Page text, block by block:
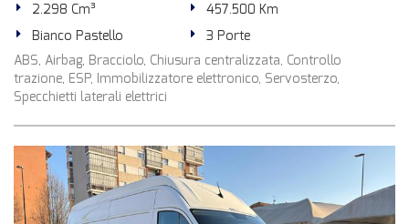
2.298 Cm³
457.500 Km
Bianco Pastello
3 Porte
ABS, Airbag, Bracciolo, Chiusura centralizzata, Controllo
trazione, ESP, Immobilizzatore elettronico, Servosterzo,
Specchietti laterali elettrici